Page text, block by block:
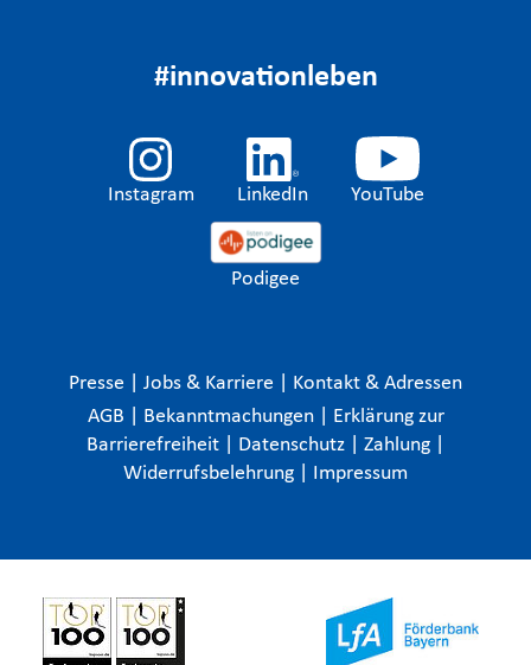
#innovationleben
Instagram LinkedIn YouTube
Podigee
Presse Jobs & Karriere
Kontakt & Adressen
AGB
Bekanntmachungen
Erklärung zur
Barrierefreiheit
Datenschutz Zahlung
Widerrufsbelehrung
Impressum